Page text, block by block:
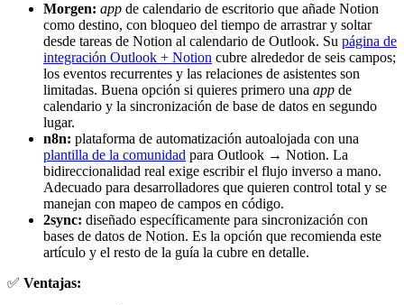
Morgen: app de calendario de escritorio que añade Notion
como destino, con bloqueo del tiempo de arrastrar y soltar
desde tareas de Notion al calendario de Outlook. Su página de
integración Outlook + Notion cubre alrededor de seis campos;
los eventos recurrentes y las relaciones de asistentes son
limitadas. Buena opción si quieres primero una app de
calendario y la sincronización de base de datos en segundo
lugar.
n8n: plataforma de automatización autoalojada con una
plantilla de la comunidad para Outlook → Notion. La
bidireccionalidad real exige escribir el flujo inverso a mano.
Adecuado para desarrolladores que quieren control total y se
manejan con mapeo de campos en código.
2sync: diseñado específicamente para sincronización con
bases de datos de Notion. Es la opción que recomienda este
artículo y el resto de la guía la cubre en detalle.
✅ Ventajas: